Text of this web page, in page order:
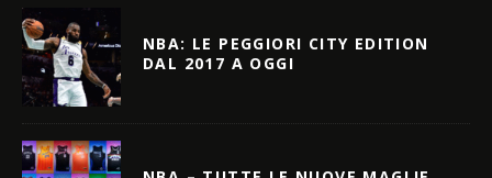
NBA: LE PEGGIORI CITY EDITION
DAL 2017 A OGGI